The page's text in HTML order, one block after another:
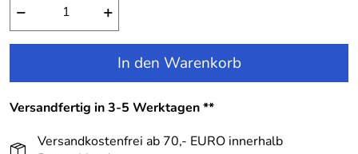
− +
In den Warenkorb
Versandfertig in 3-5 Werktagen **
Versandkostenfrei ab 70,- EURO innerhalb